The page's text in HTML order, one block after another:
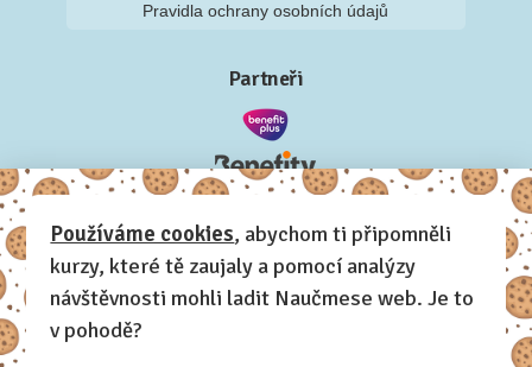
Pravidla ochrany osobních údajů
Partneři
Používáme cookies, abychom ti připomněli
kurzy, které tě zaujaly a pomocí analýzy
návštěvnosti mohli ladit Naučmese web. Je to
v pohodě?